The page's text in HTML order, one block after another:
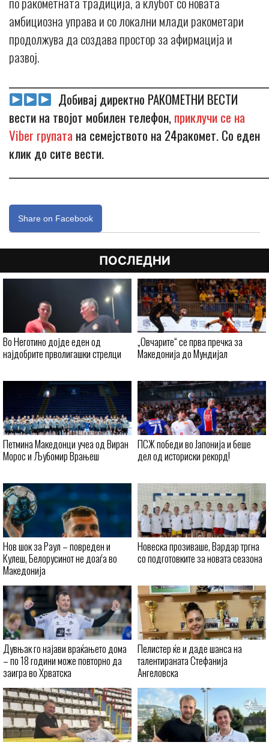
амбициозна управа и со локални млади ракометари
продолжува да создава простор за афирмација и
развој.
Добивај директно РАКОМЕТНИ ВЕСТИ
вести на твојот мобилен телефон,приклучи се на
Viber групата на семејството на 24ракомет. Со еден
клик до сите вести.
Share on Facebook
ПОСЛЕДНИ
Во Неготино дојде еден од
најдобрите прволигашки стрелци
„Овчарите“ се прва пречка за
Македонија до Мундијал
Петмина Македонци учеа од Виран
Морос и Љубомир Врањеш
ПСЖ победи во Јапонија и беше
дел од историски рекорд!
Нов шок за Раул – повреден и
Кулеш, Белорусинот не доаѓа во
Македонија
Новеска прозиваше, Вардар тргна
со подготовките за новата сеазона
Дувњак го најави враќањето дома
– по 18 години може повторно да
заигра во Хрватска
Пелистер ќе и даде шанса на
талентираната Стефанија
Ангеловска